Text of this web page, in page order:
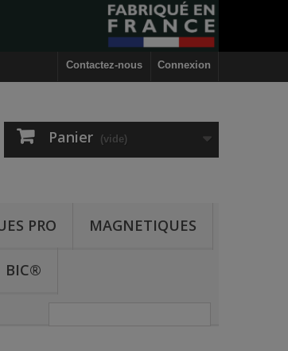
Connexion
Contactez-nous
Panier (vide)
PRO MAGNETIQUES
BIC®